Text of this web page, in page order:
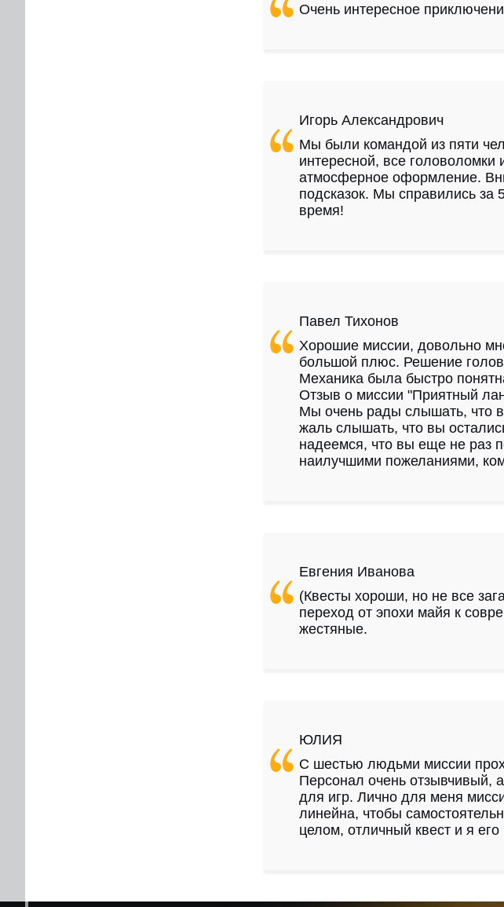
Очень интересное
Игорь Александрович
Мы были командой из пяти
интересной, все
атмосферное оформление.
подсказок. Мы справились за
время!
Павел Тихонов
Хорошие миссии, довольно
большой плюс. Решение
Механика была быстро
Отзыв о миссии "Приятный
Мы очень рады слышать, что
жаль слышать, что вы
надеемся, что вы еще не раз
наилучшими пожеланиями,
Евгения Иванова
(Квесты хороши, но не все
переход от эпохи майя к
жестяные.
ЮЛИЯ
С шестью людьми миссии
Персонал очень отзывчивый,
для игр. Лично для меня
линейна, чтобы
целом, отличный квест и я